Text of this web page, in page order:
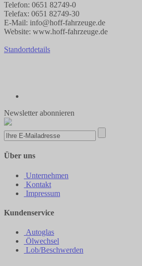
Telefon: 0651 82749-0
Telefax: 0651 82749-30
E-Mail: info@hoff-fahrzeuge.de
Website: www.hoff-fahrzeuge.de
Standortdetails
Newsletter abonnieren
Über uns
Unternehmen
Kontakt
Impressum
Kundenservice
Autoglas
Ölwechsel
Lob/Beschwerden